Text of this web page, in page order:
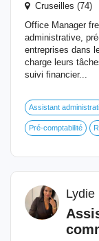
Cruseilles
Office Manager
administrative,
entreprises dans
charge leurs
suivi financier...
Assistant
Pré-comptabilité
Lydie